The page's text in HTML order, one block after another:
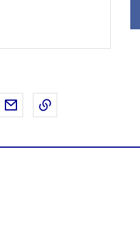
X sur LinkedIn
Partager par email